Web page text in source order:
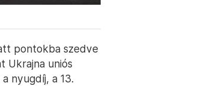
pontokba szedve
Ukrajna uniós
nyugdíj, a 13.